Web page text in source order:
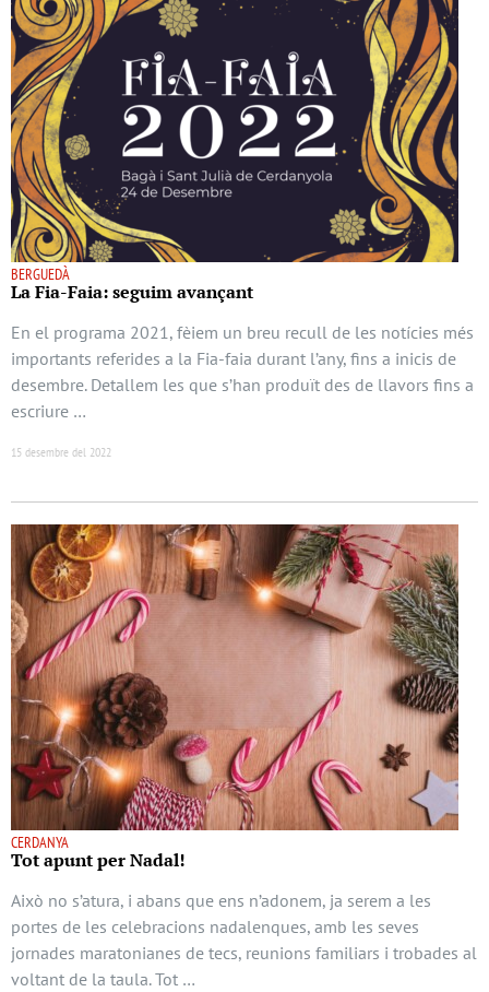
BERGUEDÀ
La Fia-Faia: seguim avançant
En el programa 2021, fèiem un breu recull de les notícies més
importants referides a la Fia-faia durant l’any, fins a inicis de
desembre. Detallem les que s’han produït des de llavors fins a
escriure …
15 desembre del 2022
CERDANYA
Tot apunt per Nadal!
Això no s’atura, i abans que ens n’adonem, ja serem a les
portes de les celebracions nadalenques, amb les seves
jornades maratonianes de tecs, reunions familiars i trobades al
voltant de la taula. Tot …